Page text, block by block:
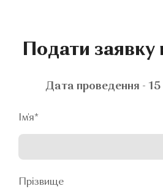
Подати заявку
Дата проведення -
Ім'я*
Прізвище